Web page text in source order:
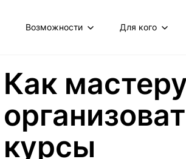
Возможности Для кого
Как
курсы